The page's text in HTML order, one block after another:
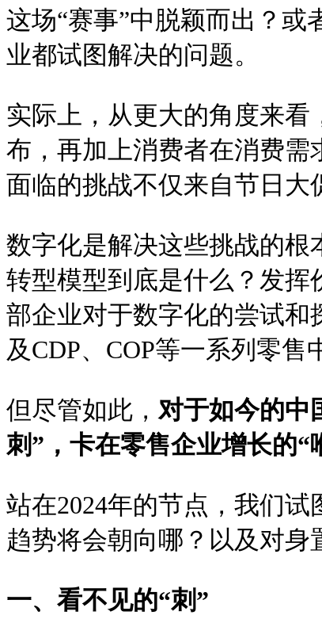
这场“赛事”中脱颖而出？
业都试图解决的问题。
实际上，从更大的角度来
布，再加上消费者在消费
面临的挑战不仅来自节日大
数字化是解决这些挑战的
转型模型到底是什么？发
部企业对于数字化的尝试和
及CDP、COP等一系列零售
但尽管如此， 对于如今的中
刺”，卡在零售企业增长的“
站在2024年的节点，我们
趋势将会朝向哪？以及对身
一、看不见的“刺”